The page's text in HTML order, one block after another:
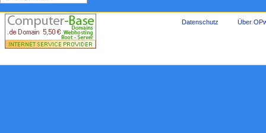
Datenschutz Über